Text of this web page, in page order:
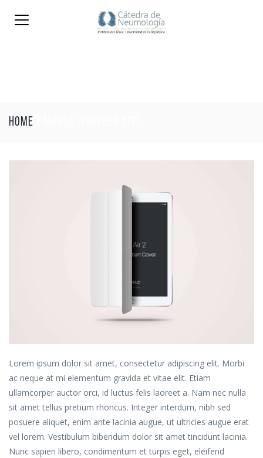
HOME
Lorem ipsum dolor sit amet, consectetur adipiscing elit. Morbi
ac neque at mi elementum gravida et vitae elit. Etiam
ullamcorper auctor orci, id luctus felis laoreet a. Nam nec nulla
sit amet tellus pretium rhoncus. Integer interdum, nibh sed
posuere aliquet, enim ante lacinia augue, ut ultricies augue erat
vel lorem. Vestibulum bibendum dolor sit amet tincidunt lacinia.
Nunc sapien libero, condimentum et turpis eget, eleifend